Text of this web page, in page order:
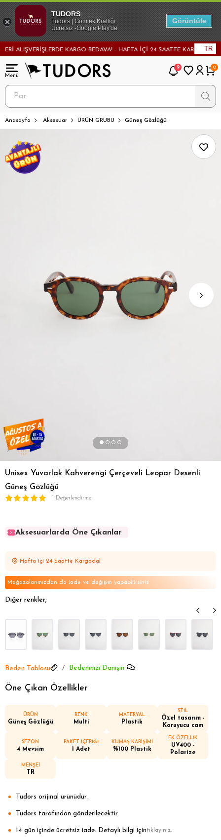
ALIŞVERİŞLERDE KARGO BEDAVA! - HAFTA İÇİ 24 SAATTE KARGODA! -
TR
9 0
Anasayfa Aksesuar ÜRÜN GRUBU Güneş Gözlüğü
Unisex Yuvarlak Kahverengi Çerçeveli Leopar Desenli
Güneş Gözlüğü
1 Değerlendirme
Aksesuarlarda Öne Çıkanlar
Aksesuarlarda Öne Çıkanlar
Hafta içi 24 Saatte Kargoda!
Mağazalarımızdan da iade ve değişim yapabilirsiniz
Diğer renkler;
Beden Tablosu Bedeninizi Danışın
Öne Çıkan Özellikler
ÜRÜN
Güneş Gözlüğü
RENK
Multi
MATERYAL
Plastik
STİL
Özel tasarım -
Koruyucu cam
SEZON
4 Mevsim
PAKET İÇERİĞİ
1 Adet
KUMAŞ KARIŞIMI
%100 Plastik
EK ÖZELLİK
UV400 -
Polarize
MENŞEİ
TR
Tudors orijinal ürünüdür.
Tudors tarafından gönderilecektir.
14 gün içinde ücretsiz iade. Detaylı bilgi içintıklayınız.
TUDORS
Tudors | Gömlek Krallığı
Ücretsiz -Google Play'de
Görüntüle